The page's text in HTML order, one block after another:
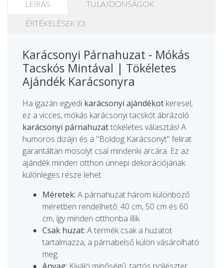
LEÍRÁS TULAJDONSÁGOK
ÉRTÉKELÉSEK (0)
Karácsonyi Párnahuzat - Mókás
Tacskós Mintával | Tökéletes
Ajándék Karácsonyra
Ha igazán egyedi karácsonyi ajándékot keresel,
ez a vicces, mókás karácsonyi tacskót ábrázoló
karácsonyi párnahuzattökéletes választás! A
humoros dizájn és a "Boldog Karácsonyt" felirat
garantáltan mosolyt csal mindenki arcára. Ez az
ajándék minden otthon ünnepi dekorációjának
különleges része lehet.
Méretek: A párnahuzat három különböző
méretben rendelhető: 40 cm, 50 cm és 60
cm, így minden otthonba illik.
Csak huzat: A termék csak a huzatot
tartalmazza, a párnabelső külön vásárolható
meg.